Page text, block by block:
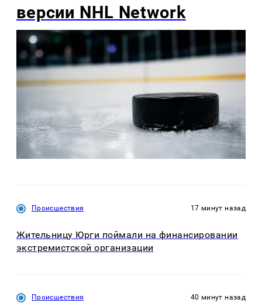
версии NHL Network
Происшествия 17 минут назад
Жительницу Юрги поймали на финансировании
экстремистской организации
Происшествия 40 минут назад